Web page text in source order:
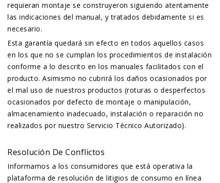
requieran montaje se construyeron siguiendo atentamente
las indicaciones del manual, y tratados debidamente si es
necesario.
Esta garantía quedará sin efecto en todos aquellos casos
en los que no se cumplan los procedimientos de instalación
conforme a lo descrito en los manuales facilitados con el
producto. Asimismo no cubrirá los daños ocasionados por
el mal uso de nuestros productos (roturas o desperfectos
ocasionados por defecto de montaje o manipulación,
almacenamiento inadecuado, instalación o reparación no
realizados por nuestro Servicio Técnico Autorizado).
Resolución De Conflictos
Informamos a los consumidores que está operativa la
plataforma de resolución de litigios de consumo en línea